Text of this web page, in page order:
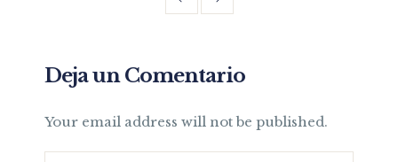
Deja un Comentario
Your email address will not be published.